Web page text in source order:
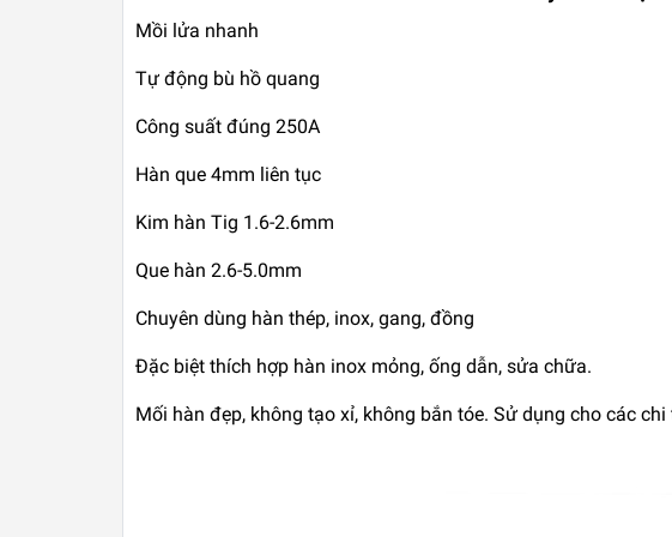
Mồi lửa nhanh
Tự động bù hồ quang
Công suất đúng 250A
Hàn que 4mm liên tục
Kim hàn Tig 1.6-2.6mm
Que hàn 2.6-5.0mm
Chuyên dùng hàn thép, inox, gang, đồng
Đặc biệt thích hợp hàn inox mỏng, ống dẫn, sửa chữa.
Mối hàn đẹp, không tạo xỉ, không bắn tóe. Sử dụng cho các